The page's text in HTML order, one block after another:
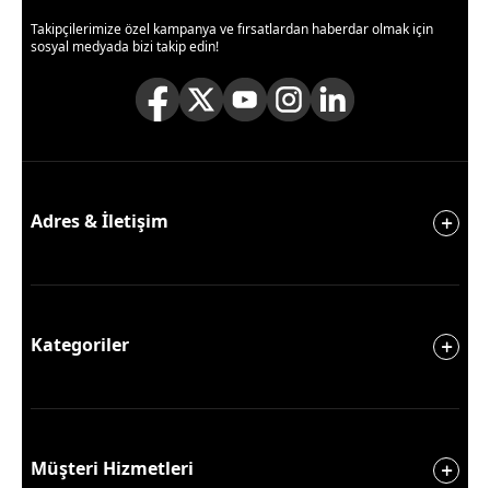
Takipçilerimize özel kampanya ve fırsatlardan haberdar olmak için
sosyal medyada bizi takip edin!
Adres & İletişim
Kategoriler
Müşteri Hizmetleri